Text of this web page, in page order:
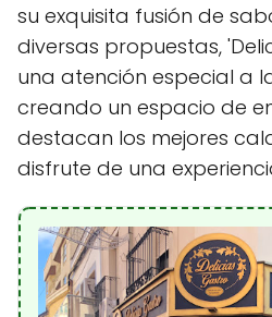
su exquisita fusión de
diversas propuestas,
una atención especial a
creando un espacio de
destacan los mejores
disfrute de una